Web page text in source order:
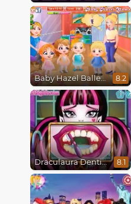
Baby Hazel Ballerina Dance 8.2
Draculaura Dentist 8.1